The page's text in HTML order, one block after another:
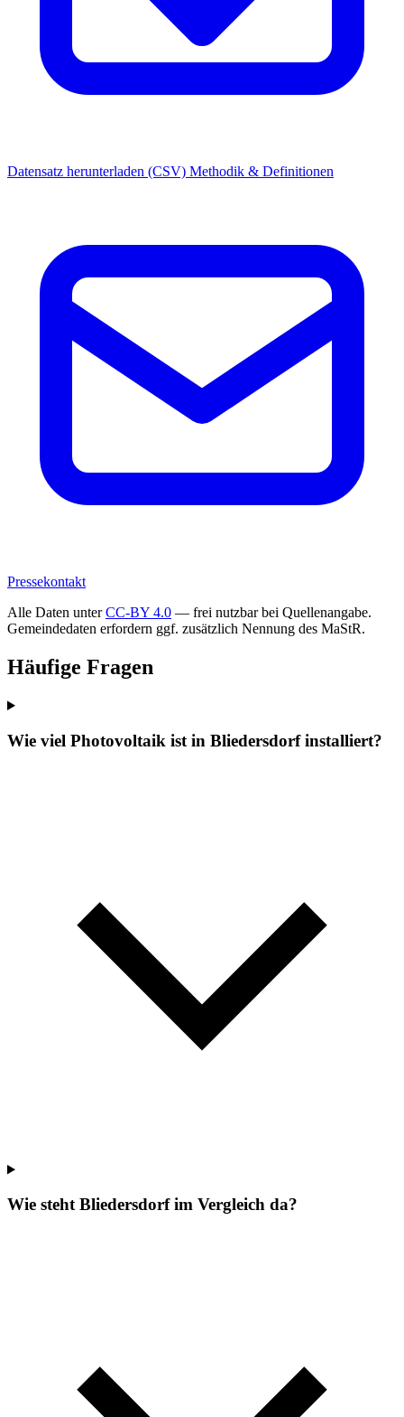
Datensatz herunterladen (CSV) Methodik & Definitionen
Pressekontakt
Alle Daten unterCC-BY 4.0 — frei nutzbar bei Quellenangabe.
Gemeindedaten erfordern ggf. zusätzlich Nennung des MaStR.
Häufige Fragen
Wie viel Photovoltaik ist in Bliedersdorf installiert?
Wie steht Bliedersdorf im Vergleich da?